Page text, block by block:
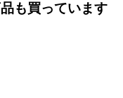
も買っています